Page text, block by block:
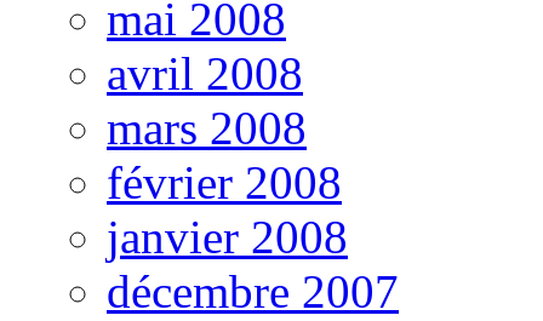
mai 2008
avril 2008
mars 2008
février 2008
janvier 2008
décembre 2007